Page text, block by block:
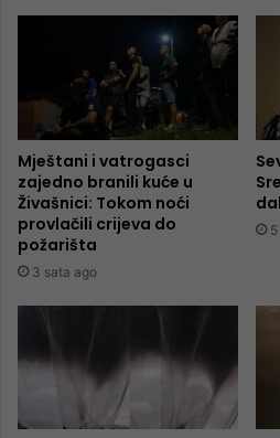
Mještani i vatrogasci
zajedno branili kuće u
Živašnici: Tokom noći
provlačili crijeva do
požarišta
3 sata ago